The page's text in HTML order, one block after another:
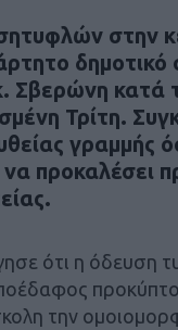
στην
δημοτικό
Σβερώνη κατά
Τρίτη.
γραμμής
προκαλέσει
ότι η όδευση
την